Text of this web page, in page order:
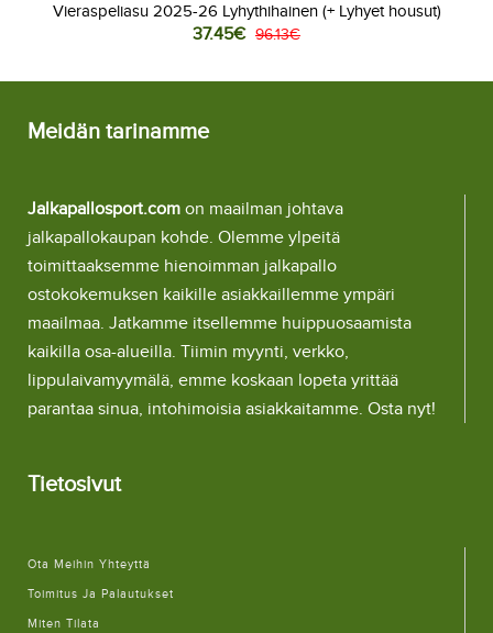
Vieraspeliasu 2025-26 Lyhythihainen (+ Lyhyet housut)
37.45€ 96.13€
Meidän tarinamme
Jalkapallosport.com on maailman johtava
jalkapallokaupan kohde. Olemme ylpeitä
toimittaaksemme hienoimman jalkapallo
ostokokemuksen kaikille asiakkaillemme ympäri
maailmaa. Jatkamme itsellemme huippuosaamista
kaikilla osa-alueilla. Tiimin myynti, verkko,
lippulaivamyymälä, emme koskaan lopeta yrittää
parantaa sinua, intohimoisia asiakkaitamme. Osta nyt!
Tietosivut
Ota Meihin Yhteyttä
Toimitus Ja Palautukset
Miten Tilata